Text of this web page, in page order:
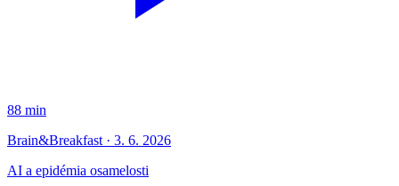
88 min
Brain&Breakfast · 3. 6. 2026
AI a epidémia osamelosti